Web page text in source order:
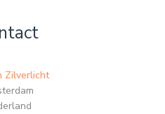
Zilverlicht